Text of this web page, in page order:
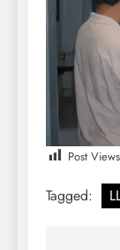
Post
Tagged: